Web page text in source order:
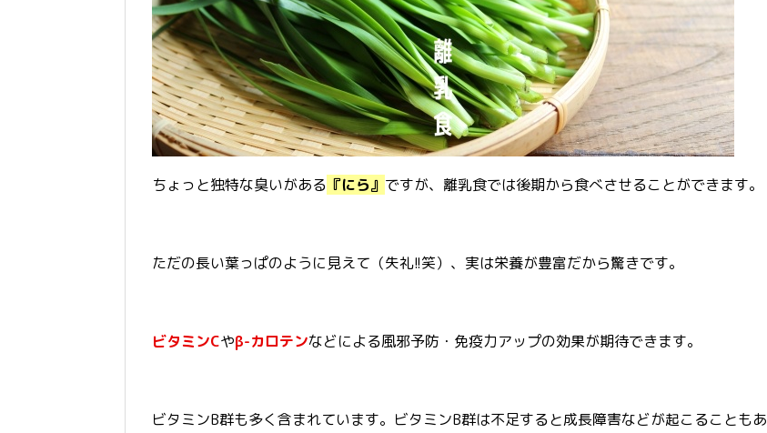
ちょっと独特な臭いがある 『にら』 ですが、離乳食では後期から食べさせることができます。
ただの長い葉っぱのように見えて（失礼!!笑）、実は栄養が豊富だから驚きです。
ビタミンCやβ-カロテンなどによる風邪予防・免疫力アップの効果が期待できます。
ビタミンB群も多く含まれています。ビタミンB群は不足すると成長障害などが起こることもあ